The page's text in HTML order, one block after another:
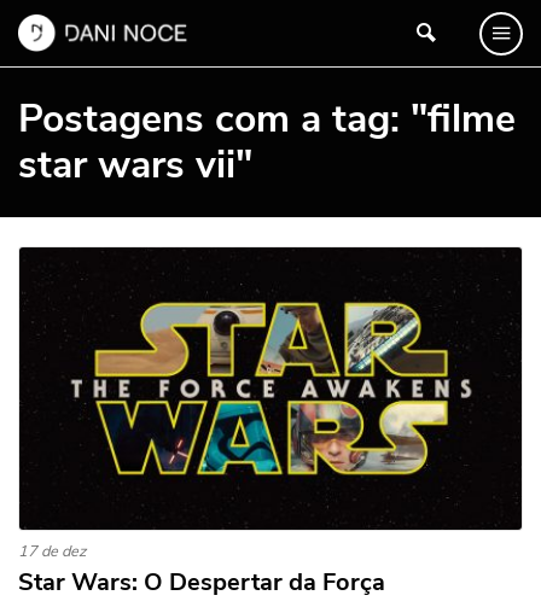
Postagens com a tag: "filme
star wars vii"
17 de dez
Star Wars: O Despertar da Força